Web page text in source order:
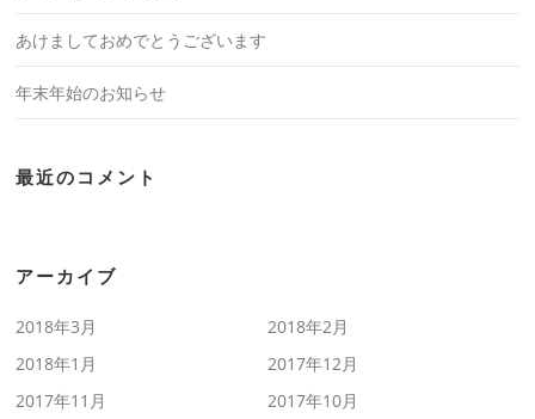
あけましておめでとうございます
年末年始のお知らせ
最近のコメント
アーカイブ
2018年3月
2018年2月
2018年1月
2017年12月
2017年11月
2017年10月